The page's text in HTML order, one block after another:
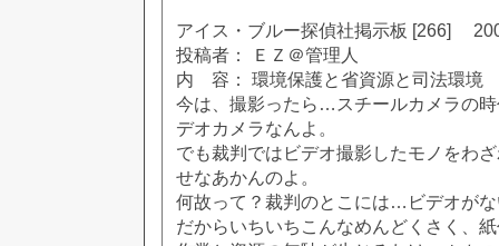
アイス・ブルー探偵社掲示板 [266]
投稿者： ＥＺ＠管理人
内 容： 環境保護と省資源と司法環境
今は、撮影ったら…スチールカメラの
デオカメラなんよ。
でも裁判ではビデオ撮影したモノをわ
せなあかんのよ。
何故って？裁判のとこには…ビデオが
だからいちいちこんなめんどくさく、